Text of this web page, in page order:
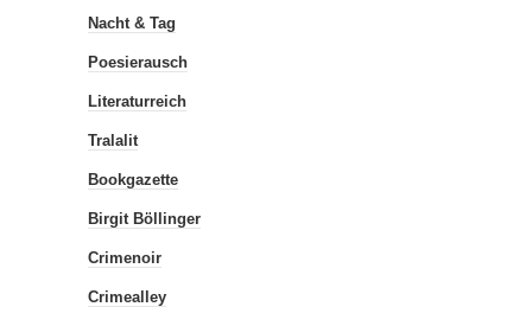
Nacht & Tag
Poesierausch
Literaturreich
Tralalit
Bookgazette
Birgit Böllinger
Crimenoir
Crimealley